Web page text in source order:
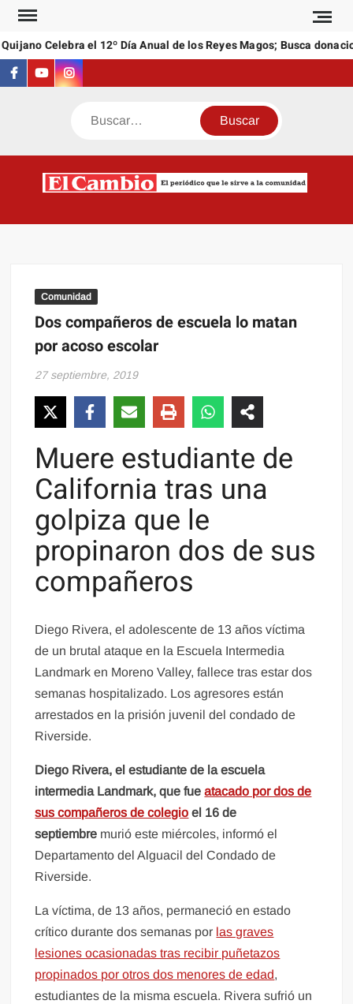
Saltar
contenidoCelebra el 12º Día Anual de los Reyes Magos; Busca
Facebook
YoutubeInstagram
Buscar
Comunidad
Dos compañeros de escuela lo matan
por acoso escolar
27 septiembre, 2019
Muere estudiante de
California tras una
golpiza que le
propinaron dos de sus
compañeros
Diego Rivera, el adolescente de 13 años víctima
de un brutal ataque en la Escuela Intermedia
Landmark en Moreno Valley, fallece tras estar dos
semanas hospitalizado. Los agresores están
arrestados en la prisión juvenil del condado de
Riverside.
Diego Rivera, el estudiante de la escuela
intermedia Landmark, que fueatacado por dos de
sus compañeros de colegio el 16 de
septiembre murió este miércoles, informó el
Departamento del Alguacil del Condado de
Riverside.
La víctima, de 13 años, permaneció en estado
crítico durante dos semanas por las graves
lesiones ocasionadas tras recibir puñetazos
propinados por otros dos menores de edad,
estudiantes de la misma escuela. Rivera sufrió un